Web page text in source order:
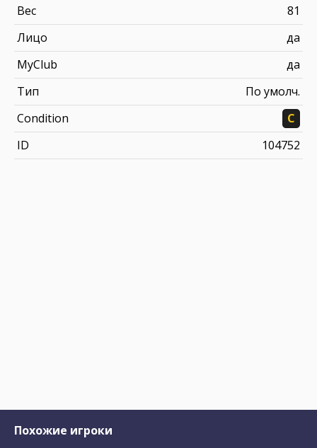
Вес
81
Лицо
да
MyClub
да
Тип
По умолч.
Condition
C
ID
104752
Похожие игроки